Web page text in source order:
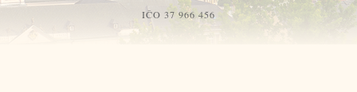
IČO 37 966 456